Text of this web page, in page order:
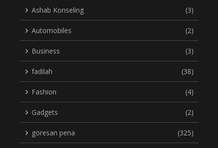
Ashab Konseling (3)
Automobiles (2)
Business (3)
fadilah (38)
Fashion (4)
Gadgets (2)
goresan pena (325)